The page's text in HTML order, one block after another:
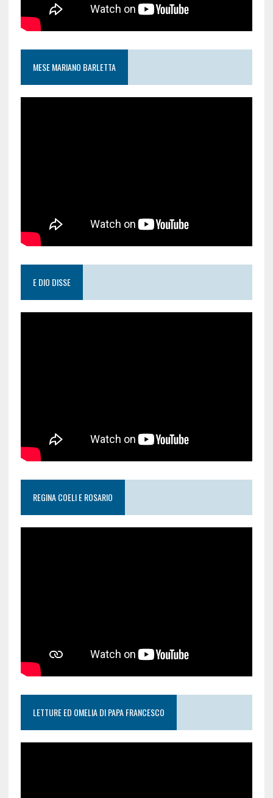
MESE MARIANO BARLETTA
E DIO DISSE
REGINA COELI E ROSARIO
LETTURE ED OMELIA DI PAPA FRANCESCO